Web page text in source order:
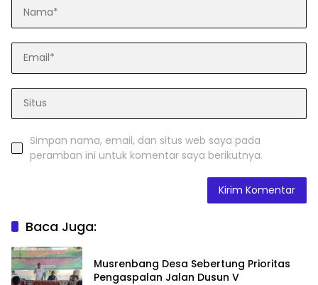
Simpan nama, email, dan situs web saya pada
peramban ini untuk komentar saya berikutnya.
Baca Juga:
Musrenbang Desa Sebertung Prioritas
Pengaspalan Jalan Dusun V